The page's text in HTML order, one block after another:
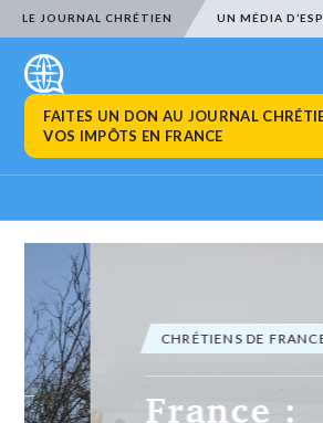
LE JOURNAL CHRÉTIEN UN MÉDIA
FAITES UN DON AU JOURNAL
VOS IMPÔTS EN FRANCE
CHRÉTIENS DE FRANCE
France :